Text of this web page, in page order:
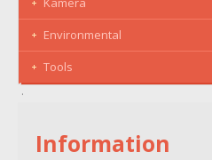
Environmental
Tools
Information